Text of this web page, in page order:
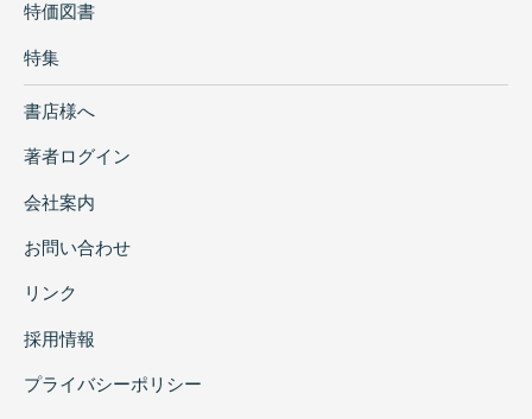
特価図書
特集
書店様へ
著者ログイン
会社案内
お問い合わせ
リンク
採用情報
プライバシーポリシー